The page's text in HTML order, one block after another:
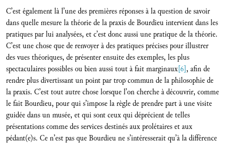
C’est également là l’une des premières réponses à la question de savoir
dans quelle mesure la théorie de la praxis de Bourdieu intervient dans les
pratiques par lui analysées, et c’est donc aussi une pratique de la théorie.
C’est une chose que de renvoyer à des pratiques précises pour illustrer
des vues théoriques, de présenter ensuite des exemples, les plus
spectaculaires possibles ou bien aussi tout à fait marginaux[6], afin de
rendre plus divertissant un point par trop commun de la philosophie de
la praxis. C’est tout autre chose lorsque l’on cherche à découvrir, comme
le fait Bourdieu, pour qui s’impose la règle de prendre part à une visite
guidée dans un musée, et qui sont ceux qui déprécient de telles
présentations comme des services destinés aux prolétaires et aux
pédant(e)s. Ce n’est pas que Bourdieu ne s’intéresserait qu’à la différence